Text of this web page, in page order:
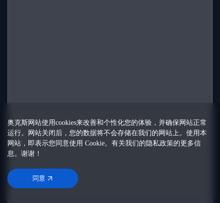
奥克斯网站使用cookies来改善和个性化您的体验，并确保网站正常
运行。网站关闭后，您的数据将不会存储在我们的网站上。使用本
网站，即表示您同意使用 Cookie。有关我们的 隐私政策的更多信
息。谢谢！
同意